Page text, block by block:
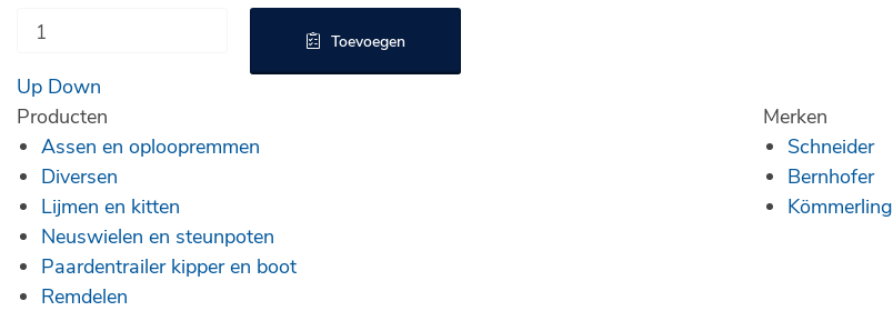
Up Down
Toevoegen
Producten
Assen en oploopremmen
Diversen
Lijmen en kitten
Neuswielen en steunpoten
Paardentrailer kipper en boot
Remdelen
Merken
Schneider
Bernhofer
Kömmerling